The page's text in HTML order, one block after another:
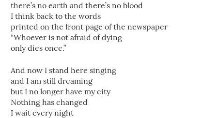
there’s no earth and there’s no blood
I think back to the words
printed on the front page of the newspaper
“Whoever is not afraid of dying
only dies once.”
And now I stand here singing
and I am still dreaming
but I no longer have my city
Nothing has changed
I wait every night